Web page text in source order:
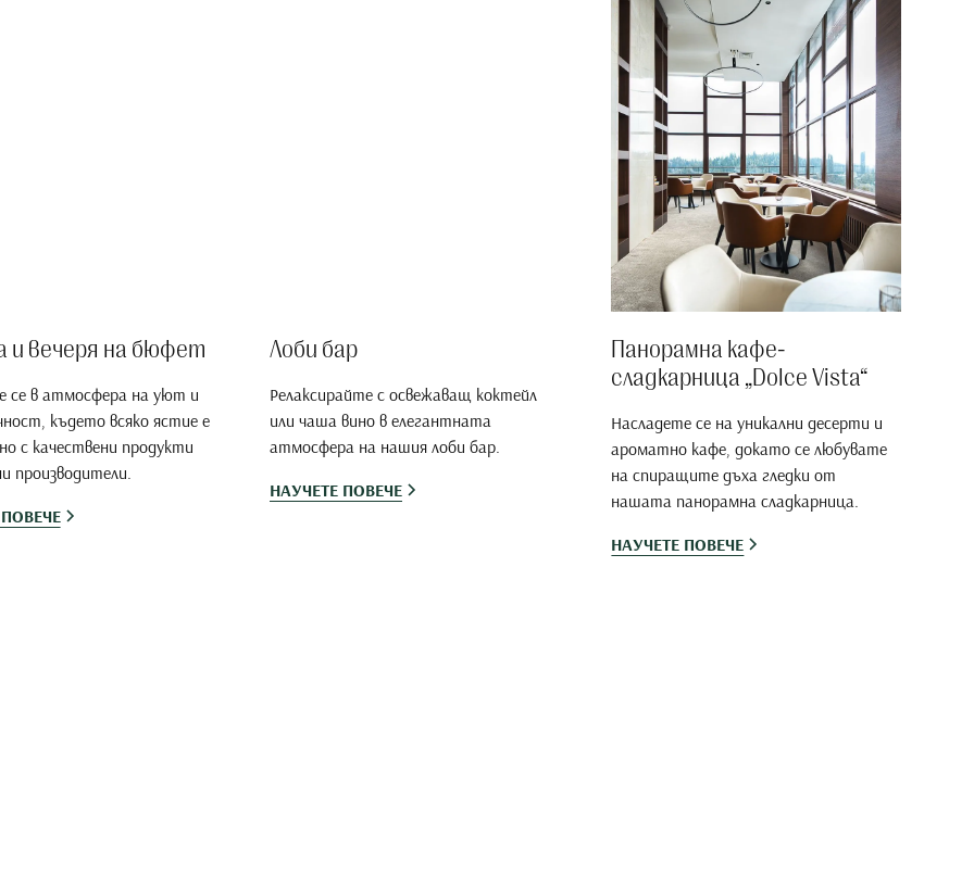
и вечеря на бюфет
се в атмосфера на уют и
където всяко ястие е
с качествени продукти
производители.
Лоби бар
Релаксирайте с освежаващ коктейл
или чаша вино в елегантната
атмосфера на нашия лоби бар.
НАУЧЕТЕ ПОВЕЧЕ
Панорамна кафе-
сладкарница „Dolce Vista“
Насладете се на уникални десерти и
ароматно кафе, докато се любувате
на спиращите дъха гледки от
нашата панорамна сладкарница.
НАУЧЕТЕ ПОВЕЧЕ